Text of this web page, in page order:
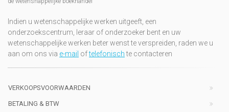
Indien u wetenschappelijke werken uitgeeft, een
onderzoekscentrum, leraar of onderzoeker bent en uw
wetenschappelijke werken beter wenst te verspreiden, raden we u
aan om ons via e-mail oftelefonischte contacteren
VERKOOPSVOORWAARDEN
BETALING & BTW